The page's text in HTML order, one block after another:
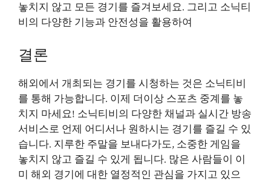
놓치지 않고 모든 경기를 즐겨보세요. 그리고 소닉티
비의 다양한 기능과 안전성을 활용하여
결론
해외에서 개최되는 경기를 시청하는 것은 소닉티비
를 통해 가능합니다. 이제 더이상 스포츠 중계를 놓
치지 마세요! 소닉티비의 다양한 채널과 실시간 방송
서비스로 언제 어디서나 원하시는 경기를 즐길 수 있
습니다. 지루한 주말을 보내다가도, 소중한 게임을
놓치지 않고 즐길 수 있게 됩니다. 많은 사람들이 이
미 해외 경기에 대한 열정적인 관심을 가지고 있으